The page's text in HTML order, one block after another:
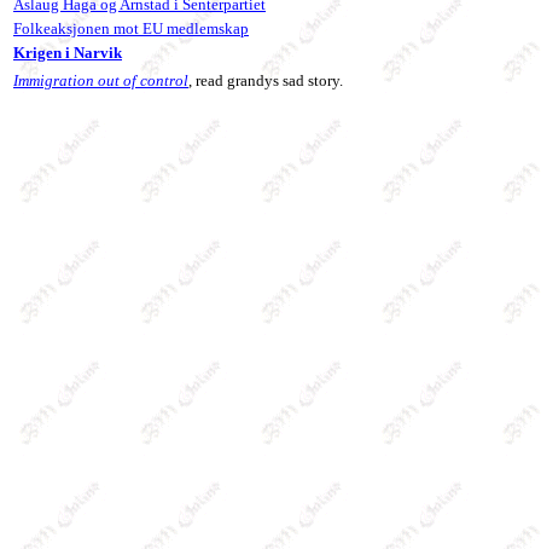
Åslaug Haga og Arnstad i Senterpartiet
Folkeaksjonen mot EU medlemskap
Krigen i Narvik
Immigration out of control , read grandys sad story.